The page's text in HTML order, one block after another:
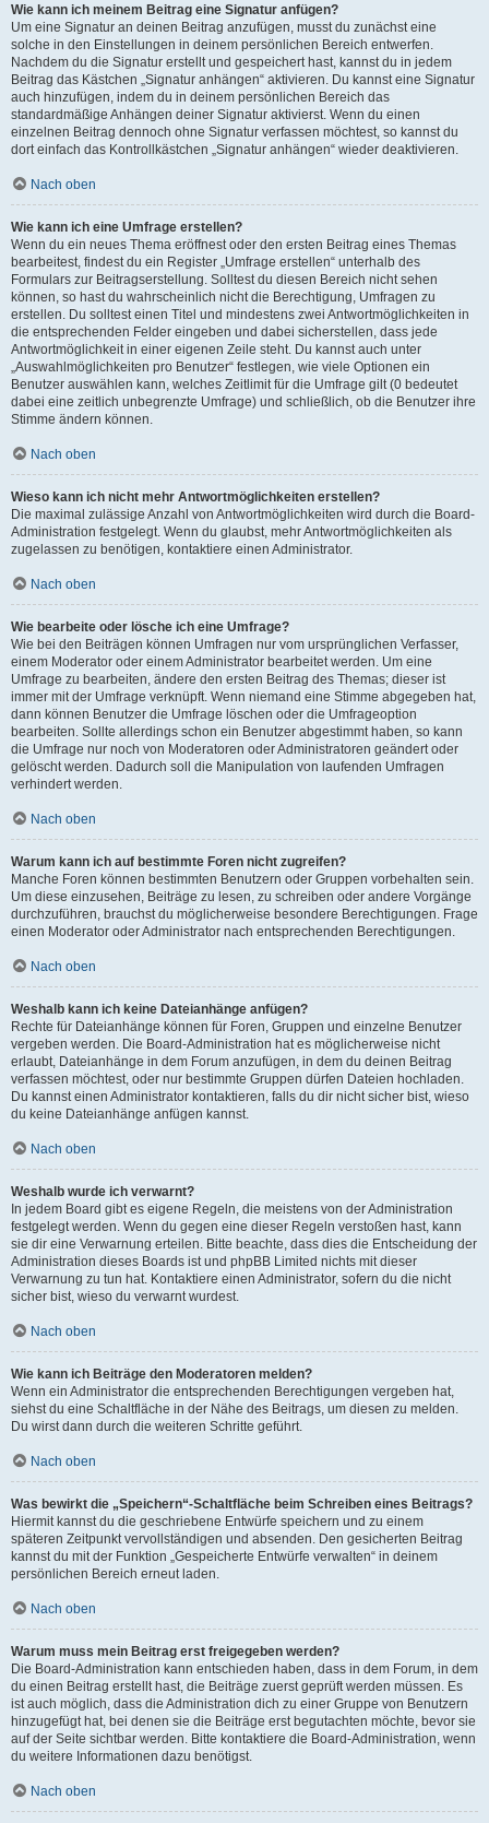
Wie kann ich meinem Beitrag eine Signatur anfügen?
Um eine Signatur an deinen Beitrag anzufügen, musst du zunächst eine
solche in den Einstellungen in deinem persönlichen Bereich entwerfen.
Nachdem du die Signatur erstellt und gespeichert hast, kannst du in jedem
Beitrag das Kästchen „Signatur anhängen“ aktivieren. Du kannst eine Signatur
auch hinzufügen, indem du in deinem persönlichen Bereich das
standardmäßige Anhängen deiner Signatur aktivierst. Wenn du einen
einzelnen Beitrag dennoch ohne Signatur verfassen möchtest, so kannst du
dort einfach das Kontrollkästchen „Signatur anhängen“ wieder deaktivieren.
Nach oben
Wie kann ich eine Umfrage erstellen?
Wenn du ein neues Thema eröffnest oder den ersten Beitrag eines Themas
bearbeitest, findest du ein Register „Umfrage erstellen“ unterhalb des
Formulars zur Beitragserstellung. Solltest du diesen Bereich nicht sehen
können, so hast du wahrscheinlich nicht die Berechtigung, Umfragen zu
erstellen. Du solltest einen Titel und mindestens zwei Antwortmöglichkeiten in
die entsprechenden Felder eingeben und dabei sicherstellen, dass jede
Antwortmöglichkeit in einer eigenen Zeile steht. Du kannst auch unter
„Auswahlmöglichkeiten pro Benutzer“ festlegen, wie viele Optionen ein
Benutzer auswählen kann, welches Zeitlimit für die Umfrage gilt (0 bedeutet
dabei eine zeitlich unbegrenzte Umfrage) und schließlich, ob die Benutzer ihre
Stimme ändern können.
Nach oben
Wieso kann ich nicht mehr Antwortmöglichkeiten erstellen?
Die maximal zulässige Anzahl von Antwortmöglichkeiten wird durch die Board-
Administration festgelegt. Wenn du glaubst, mehr Antwortmöglichkeiten als
zugelassen zu benötigen, kontaktiere einen Administrator.
Nach oben
Wie bearbeite oder lösche ich eine Umfrage?
Wie bei den Beiträgen können Umfragen nur vom ursprünglichen Verfasser,
einem Moderator oder einem Administrator bearbeitet werden. Um eine
Umfrage zu bearbeiten, ändere den ersten Beitrag des Themas; dieser ist
immer mit der Umfrage verknüpft. Wenn niemand eine Stimme abgegeben hat,
dann können Benutzer die Umfrage löschen oder die Umfrageoption
bearbeiten. Sollte allerdings schon ein Benutzer abgestimmt haben, so kann
die Umfrage nur noch von Moderatoren oder Administratoren geändert oder
gelöscht werden. Dadurch soll die Manipulation von laufenden Umfragen
verhindert werden.
Nach oben
Warum kann ich auf bestimmte Foren nicht zugreifen?
Manche Foren können bestimmten Benutzern oder Gruppen vorbehalten sein.
Um diese einzusehen, Beiträge zu lesen, zu schreiben oder andere Vorgänge
durchzuführen, brauchst du möglicherweise besondere Berechtigungen. Frage
einen Moderator oder Administrator nach entsprechenden Berechtigungen.
Nach oben
Weshalb kann ich keine Dateianhänge anfügen?
Rechte für Dateianhänge können für Foren, Gruppen und einzelne Benutzer
vergeben werden. Die Board-Administration hat es möglicherweise nicht
erlaubt, Dateianhänge in dem Forum anzufügen, in dem du deinen Beitrag
verfassen möchtest, oder nur bestimmte Gruppen dürfen Dateien hochladen.
Du kannst einen Administrator kontaktieren, falls du dir nicht sicher bist, wieso
du keine Dateianhänge anfügen kannst.
Nach oben
Weshalb wurde ich verwarnt?
In jedem Board gibt es eigene Regeln, die meistens von der Administration
festgelegt werden. Wenn du gegen eine dieser Regeln verstoßen hast, kann
sie dir eine Verwarnung erteilen. Bitte beachte, dass dies die Entscheidung der
Administration dieses Boards ist und phpBB Limited nichts mit dieser
Verwarnung zu tun hat. Kontaktiere einen Administrator, sofern du die nicht
sicher bist, wieso du verwarnt wurdest.
Nach oben
Wie kann ich Beiträge den Moderatoren melden?
Wenn ein Administrator die entsprechenden Berechtigungen vergeben hat,
siehst du eine Schaltfläche in der Nähe des Beitrags, um diesen zu melden.
Du wirst dann durch die weiteren Schritte geführt.
Nach oben
Was bewirkt die „Speichern“-Schaltfläche beim Schreiben eines Beitrags?
Hiermit kannst du die geschriebene Entwürfe speichern und zu einem
späteren Zeitpunkt vervollständigen und absenden. Den gesicherten Beitrag
kannst du mit der Funktion „Gespeicherte Entwürfe verwalten“ in deinem
persönlichen Bereich erneut laden.
Nach oben
Warum muss mein Beitrag erst freigegeben werden?
Die Board-Administration kann entschieden haben, dass in dem Forum, in dem
du einen Beitrag erstellt hast, die Beiträge zuerst geprüft werden müssen. Es
ist auch möglich, dass die Administration dich zu einer Gruppe von Benutzern
hinzugefügt hat, bei denen sie die Beiträge erst begutachten möchte, bevor sie
auf der Seite sichtbar werden. Bitte kontaktiere die Board-Administration, wenn
du weitere Informationen dazu benötigst.
Nach oben